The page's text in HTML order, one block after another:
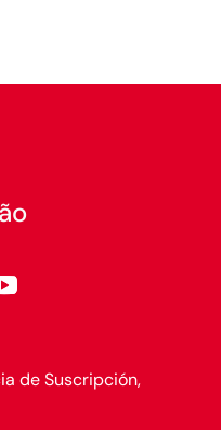
de Suscripción,